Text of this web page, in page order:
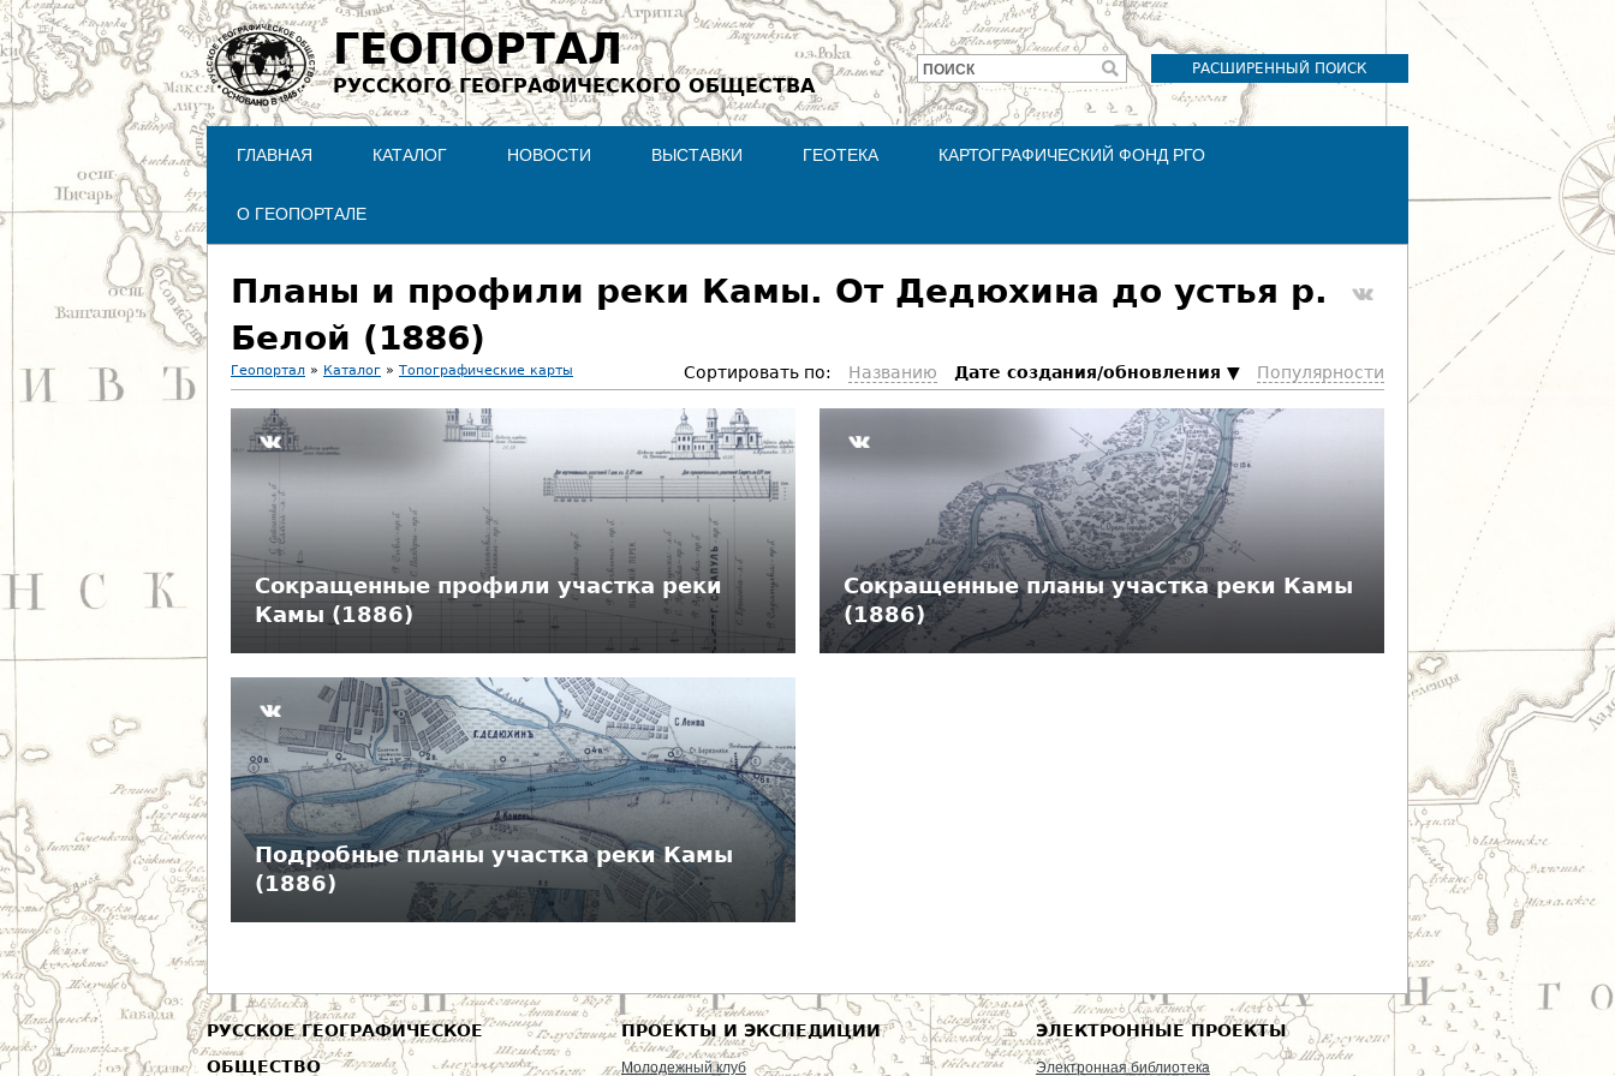
Jump to navigation
ГЕОПОРТАЛ
РУССКОГО ГЕОГРАФИЧЕСКОГО ОБЩЕСТВА
РАСШИРЕННЫЙ ПОИСК
Форма
поиска
ПОИСК
ГЛАВНАЯ КАТАЛОГ НОВОСТИ ВЫСТАВКИ ГЕОТЕКА КАРТОГРАФИЧЕСКИЙ ФОНД РГО
О ГЕОПОРТАЛЕ
Планы и профили реки Камы. От Дедюхина до устья р.
Белой (1886)
В
ы
д
Геопортал » Каталог » Топографические карты Сортировать по: Названию Дате создания/обновления Популярности
Сокращенные профили участка реки
Камы (1886)
Сокращенные планы участка реки Камы
(1886)
Подробные планы участка реки Камы
(1886)
РУССКОЕ ГЕОГРАФИЧЕСКОЕ
ОБЩЕСТВО
ПРОЕКТЫ И ЭКСПЕДИЦИИ
Молодежный клуб
ЭЛЕКТРОННЫЕ ПРОЕКТЫ
Электронная библиотека